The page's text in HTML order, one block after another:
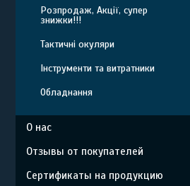
Розпродаж, Акції, супер
знижки!!!
Тактичні окуляри
Інструменти та витратники
Обладнання
О нас
Отзывы от покупателей
Сертификаты на продукцию